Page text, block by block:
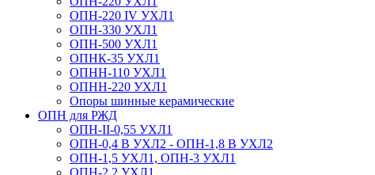
ОПН-220 IV УХЛ1
ОПН-330 УХЛ1
ОПН-500 УХЛ1
ОПНК-35 УХЛ1
ОПНН-110 УХЛ1
ОПНН-220 УХЛ1
Опоры шинные керамические
ОПН для РЖД
ОПН-II-0,55 УХЛ1
ОПН-0,4 В УХЛ2 - ОПН-1,8 В УХЛ2
ОПН-1,5 УХЛ1, ОПН-3 УХЛ1
ОПН-2,2 УХЛ1